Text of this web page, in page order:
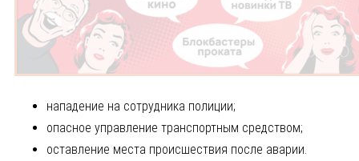
нападение на сотрудника полиции;
опасное управление транспортным средством;
оставление места происшествия после аварии.